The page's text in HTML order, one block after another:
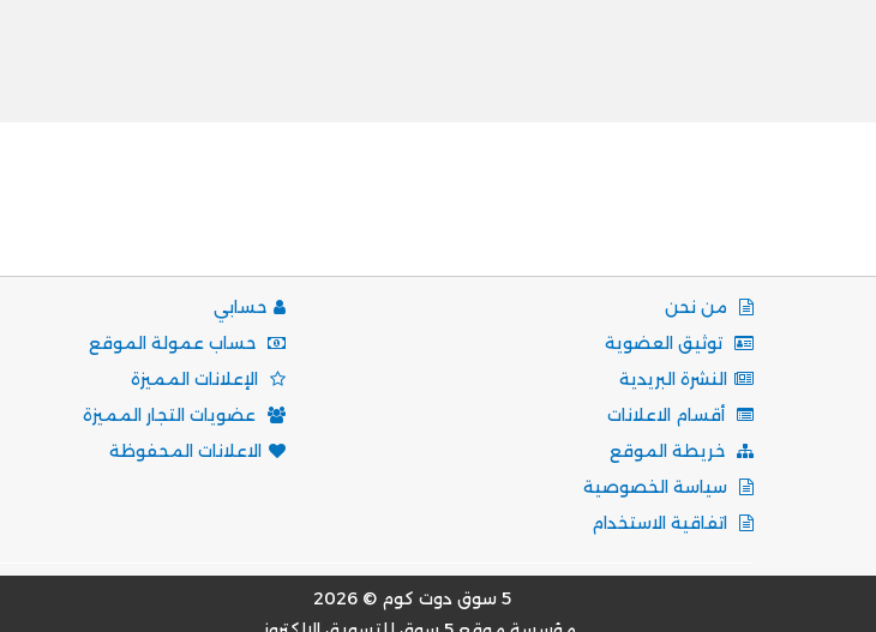
من نحن
توثيق العضوية
النشرة البريدية
أقسام الاعلانات
خريطة الموقع
سياسة الخصوصية
اتفاقية الاستخدام
حسابي
حساب عمولة الموقع
الإعلانات المميزة
عضويات التجار المميزة
الاعلانات المحفوظة
5 سوق دوت كوم © 2026